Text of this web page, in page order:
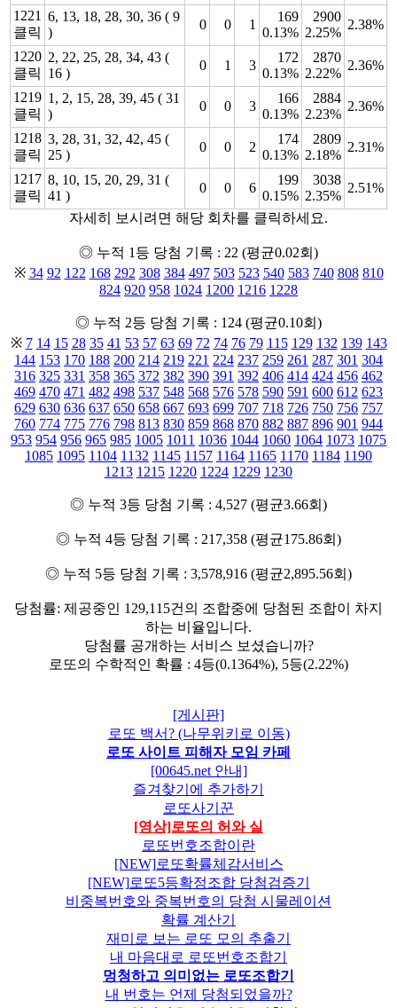
1221
클릭
6, 13, 18, 28, 30, 36 ( 9
)
0 0 1
169
0.13%
2900
2.25%
2.38%
1220
클릭
2, 22, 25, 28, 34, 43 (
16 )
0 1 3
172
0.13%
2870
2.22%
2.36%
1219
클릭
1, 2, 15, 28, 39, 45 ( 31
)
0 0 3
166
0.13%
2884
2.23%
2.36%
1218
클릭
3, 28, 31, 32, 42, 45 (
25 )
0 0 2
174
0.13%
2809
2.18%
2.31%
1217
클릭
8, 10, 15, 20, 29, 31 (
41 )
0 0 6
199
0.15%
3038
2.35%
2.51%
자세히 보시려면 해당 회차를 클릭하세요.
◎ 누적 1등 당첨 기록 : 22 (평균0.02회)
※ 34 92 122 168 292 308 384 497 503 523 540 583 740 808 810
824 920 958 1024 1200 1216 1228
◎ 누적 2등 당첨 기록 : 124 (평균0.10회)
※ 7 14 15 28 35 41 53 57 63 69 72 74 76 79 115 129 132 139 143
144 153 170 188 200 214 219 221 224 237 259 261 287 301 304
316 325 331 358 365 372 382 390 391 392 406 414 424 456 462
469 470 471 482 498 537 548 568 576 578 590 591 600 612 623
629 630 636 637 650 658 667 693 699 707 718 726 750 756 757
760 774 775 776 798 813 830 859 868 870 882 887 896 901 944
953 954 956 965 985 1005 1011 1036 1044 1060 1064 1073 1075
1085 1095 1104 1132 1145 1157 1164 1165 1170 1184 1190
1213 1215 1220 1224 1229 1230
◎ 누적 3등 당첨 기록 : 4,527 (평균3.66회)
◎ 누적 4등 당첨 기록 : 217,358 (평균175.86회)
◎ 누적 5등 당첨 기록 : 3,578,916 (평균2,895.56회)
당첨률: 제공중인 129,115건의 조합중에 당첨된 조합이 차지
하는 비율입니다.
당첨률 공개하는 서비스 보셨습니까?
로또의 수학적인 확률 : 4등(0.1364%), 5등(2.22%)
[게시판]
로또 백서? (나무위키로 이동)
로또 사이트 피해자 모임 카페
[00645.net 안내]
즐겨찾기에 추가하기
로또사기꾼
[영상]로또의 허와 실
로또번호조합이란
[NEW]로또확률체감서비스
[NEW]로또5등확정조합 당첨검증기
비중복번호와 중복번호의 당첨 시물레이션
확률 계산기
재미로 보는 로또 모의 추출기
내 마음대로 로또번호조합기
멍청하고 의미없는 로또조합기
내 번호는 언제 당첨되었을까?